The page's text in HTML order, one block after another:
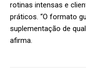
rotinas intensas e
práticos. “O formato
suplementação de
afirma.